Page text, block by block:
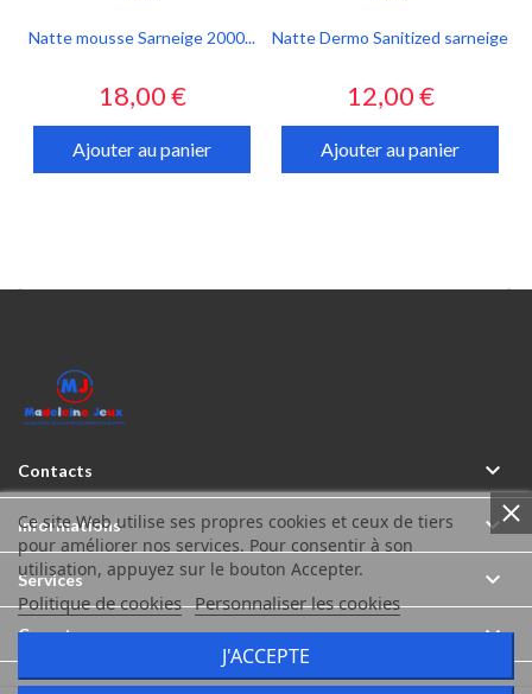
Natte mousse Sarneige 2000...
Prix
18,00 €
Ajouter au panier
Natte Dermo Sanitized sarneige
Prix
12,00 €
Ajouter au panier
 
Contacts 
Ce site Web utilise ses propres cookies et ceux de tiers
pour améliorer nos services. Pour consentir à son
utilisation, appuyez sur le bouton Accepter.
Politique de cookies Personnaliser les cookies
J'ACCEPTE
Informations 
Services 
Compte 